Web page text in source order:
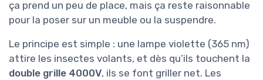
ça prend un peu de place, mais ça reste raisonnable
pour la poser sur un meuble ou la suspendre.
Le principe est simple : une lampe violette (365 nm)
attire les insectes volants, et dès qu’ils touchent la
double grille 4000V, ils se font griller net. Les